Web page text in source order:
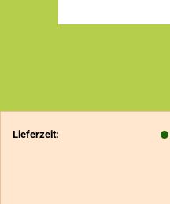
Lieferzeit: